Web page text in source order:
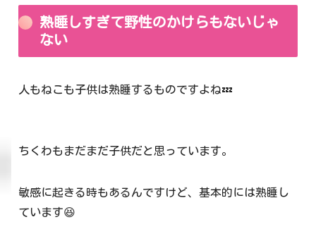
熟睡しすぎて野性のかけらもないじゃ
ない
人もねこも子供は熟睡するものですよね💤
ちくわもまだまだ子供だと思っています。
敏感に起きる時もあるんですけど、基本的には熟睡し
ています😆